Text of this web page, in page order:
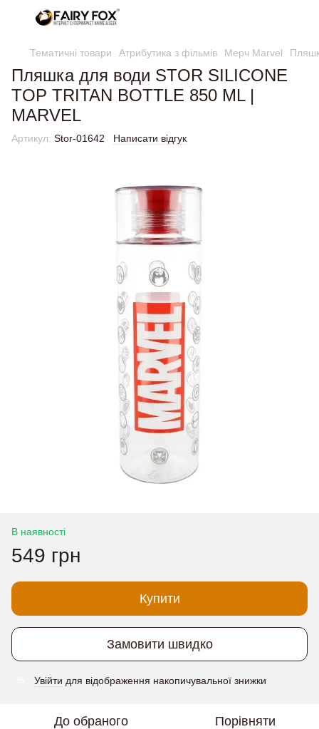
Тематичні товари Атрибутика з фільмів Мерч Marvel
Пляшка для води STOR SILICONE
TOP TRITAN BOTTLE 850 ML |
MARVEL
Артикул: Stor-01642 Написати відгук
В наявності
549 грн
Купити
Замовити швидко
Увійти для відображення накопичувальної знижки
До обраного Порівняти